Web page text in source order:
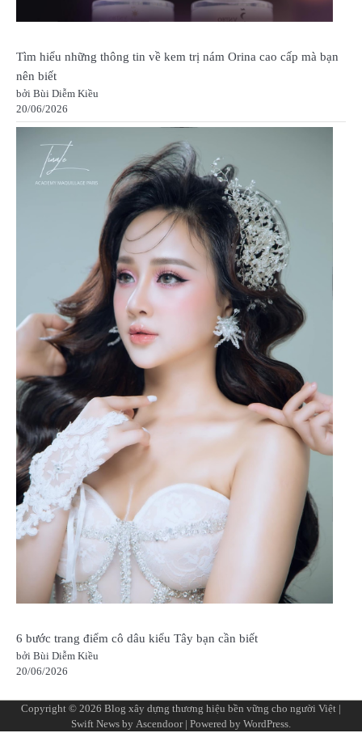
Tìm hiểu những thông tin về kem trị nám Orina cao cấp mà bạn
nên biết
bởi Bùi Diễm Kiều
20/06/2026
6 bước trang điểm cô dâu kiểu Tây bạn cần biết
bởi Bùi Diễm Kiều
20/06/2026
Copyright © 2026 Blog xây dựng thương hiệu bền vững cho người Việt |
Swift News by Ascendoor| Powered by WordPress